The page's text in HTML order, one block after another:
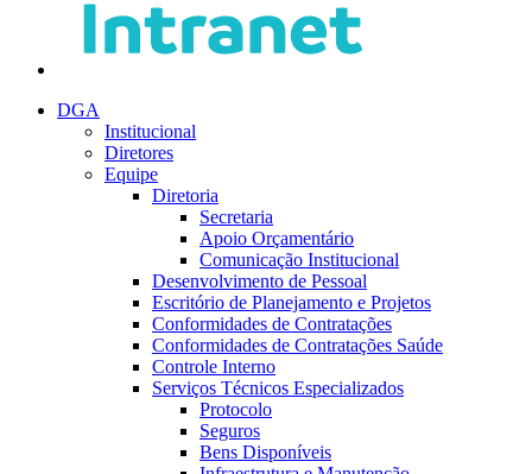
DGA
Institucional
Diretores
Equipe
Diretoria
Secretaria
Apoio Orçamentário
Comunicação Institucional
Desenvolvimento de Pessoal
Escritório de Planejamento e Projetos
Conformidades de Contratações
Conformidades de Contratações Saúde
Controle Interno
Serviços Técnicos Especializados
Protocolo
Seguros
Bens Disponíveis